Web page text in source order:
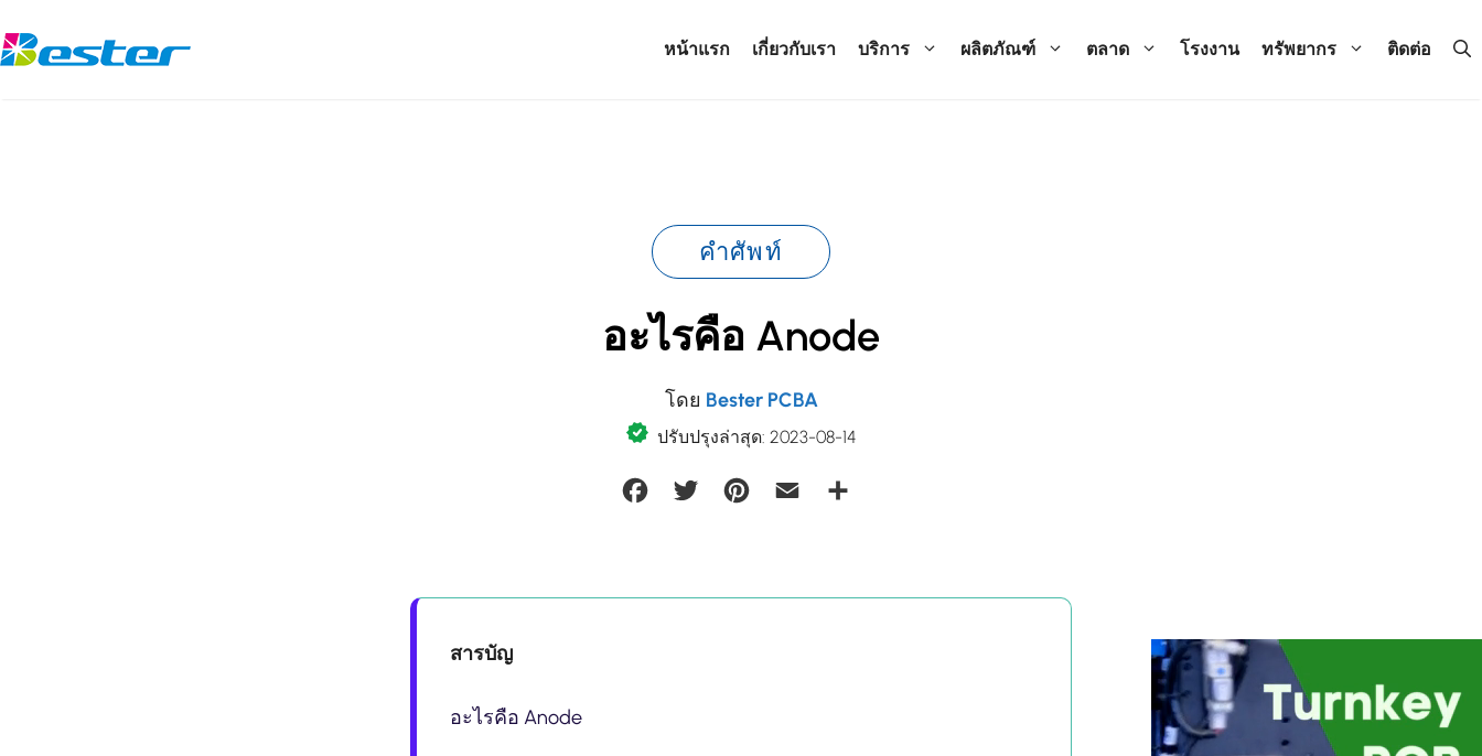
ไป
ยัง
หน้าแรก เกี่ยวกับเรา บริการ ผลิตภัณฑ์ ตลาด โรงงาน ทรัพยากร ติดต่อ
คำศัพท์
อะไรคือ Anode
โดย Bester PCBA
ปรับปรุงล่าสุด: 2023-08-14
FacebookTwitter Pinterest Email
สารบัญ
อะไรคือ Anode